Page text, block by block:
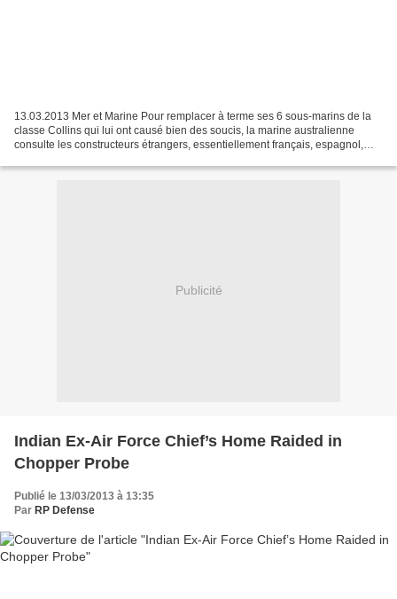
13.03.2013 Mer et Marine Pour remplacer à terme ses 6 sous-marins de la
classe Collins qui lui ont causé bien des soucis, la marine australienne
consulte les constructeurs étrangers, essentiellement français, espagnol,
Publicité
Indian Ex-Air Force Chief’s Home Raided in
Chopper Probe
Publié le 13/03/2013 à 13:35
Par RP Defense